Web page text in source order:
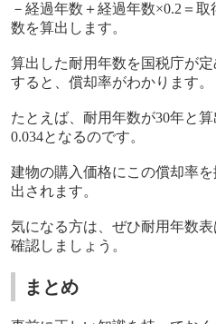
－経過年数＋経過年数×0.2 ＝
数を算出します。
算出した耐用年数を国税庁が
すると、償却率がわかります。
たとえば、耐用年数が30年と
0.034となるのです。
建物の購入価格にこの償却率
出されます。
気になる方は、ぜひ耐用年数
確認しましょう。
まとめ